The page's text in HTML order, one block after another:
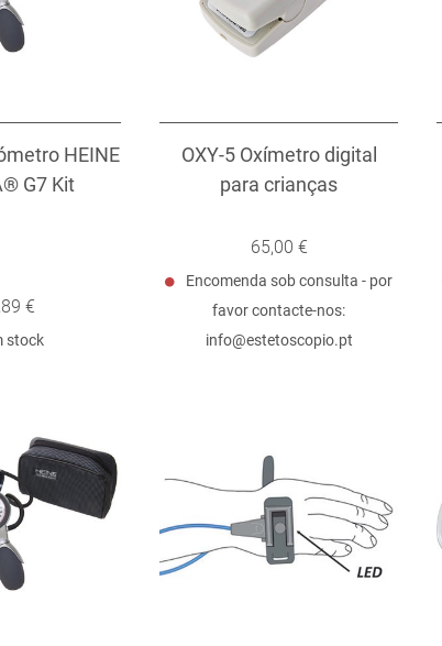
HEINE
G7 Kit
€
stock
OXY-5 Oxímetro digital
para crianças
65,00 €
Encomenda sob consulta - por
favor contacte-nos:
info@estetoscopio.pt